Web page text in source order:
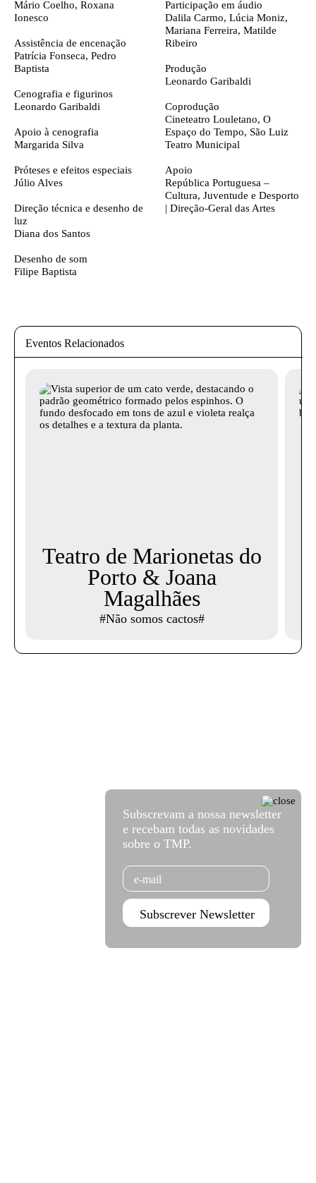
Mário Coelho, Roxana
Ionesco
Assistência de encenação
Patrícia Fonseca, Pedro
Baptista
Cenografia e figurinos
Leonardo Garibaldi
Apoio à cenografia
Margarida Silva
Próteses e efeitos especiais
Júlio Alves
Direção técnica e desenho de
luz
Diana dos Santos
Desenho de som
Filipe Baptista
Participação em áudio
Dalila Carmo, Lúcia Moniz,
Mariana Ferreira, Matilde
Ribeiro
Produção
Leonardo Garibaldi
Coprodução
Cineteatro Louletano, O
Espaço do Tempo, São Luiz
Teatro Municipal
Apoio
República Portuguesa –
Cultura, Juventude e Desporto
| Direção-Geral das Artes
Eventos Relacionados
Teatro de Marionetas do
Porto & Joana
Magalhães
#Não somos cactos#
Subscrevam a nossa newsletter
e recebam todas as novidades
sobre o TMP.
Email
Subscrever Newsletter